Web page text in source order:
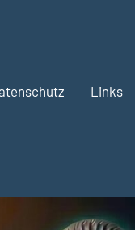
Links